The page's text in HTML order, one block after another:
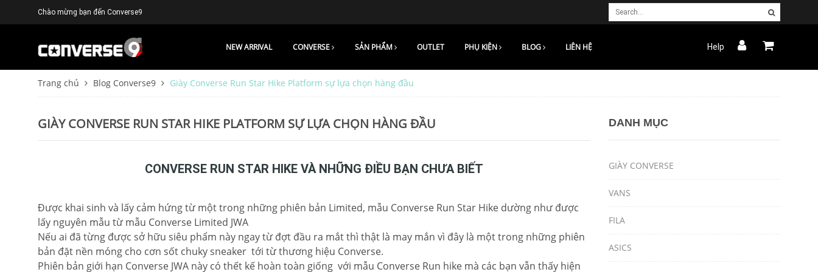
Chào mừng bạn đến Converse9
NEW ARRIVAL CONVERSE SẢN PHẨM OUTLET PHỤ KIỆN BLOG LIÊN HỆ Help
Trang chủ Blog Converse9 Giày Converse Run Star Hike Platform sự lựa chọn hàng đầu
DANH MỤC
GIÀY CONVERSE
VANS
FILA
ASICS
GIÀY CONVERSE RUN STAR HIKE PLATFORM SỰ LỰA CHỌN HÀNG ĐẦU
CONVERSE RUN STAR HIKE VÀ NHỮNG ĐIỀU BẠN CHƯA BIẾT
Được khai sinh và lấy cảm hứng từ một trong những phiên bản Limited, mẫu Converse Run Star Hike dường như được
lấy nguyên mẫu từ mẫu Converse Limited JWA
Nếu ai đã từng được sở hữu siêu phẩm này ngay từ đợt đầu ra mắt thì thật là may mắn vì đây là một trong những phiên
bản đặt nền móng cho cơn sốt chuky sneaker tới từ thương hiệu Converse.
Phiên bản giới hạn Converse JWA này có thết kế hoàn toàn giống với mẫu Converse Run hike mà các bạn vẫn thấy hiện